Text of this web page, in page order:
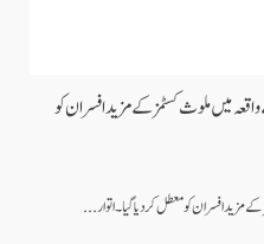
میں ملوث کسٹمز کے مزیدافسران کو
مزیدافسران کو معطل کردیا گیا۔اتوار...